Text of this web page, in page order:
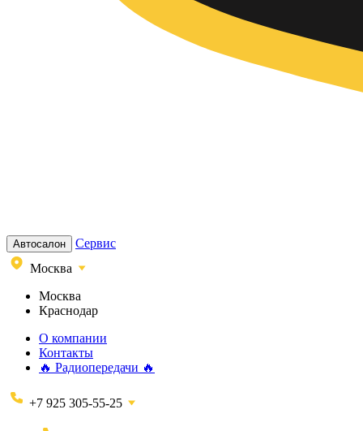
Автосалон
Сервис
Москва
Москва
Краснодар
О компании
Контакты
🔥 Радиопередачи 🔥
+7 925 305-55-25